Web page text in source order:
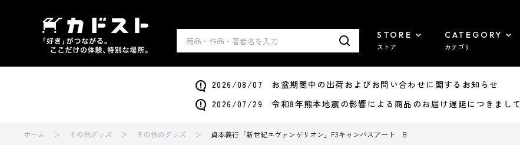
STORE
ストア
CATEGORY
カテゴリ
2026/08/07 お盆期間中の出荷およびお問い合わせに関するお知らせ
2026/07/29 令和8年熊本地震の影響による商品のお届け遅延につきまして
ホーム その他グッズ その他のグッズ 貞本義行「新世紀エヴァンゲリオン」F3キャンバスアート B